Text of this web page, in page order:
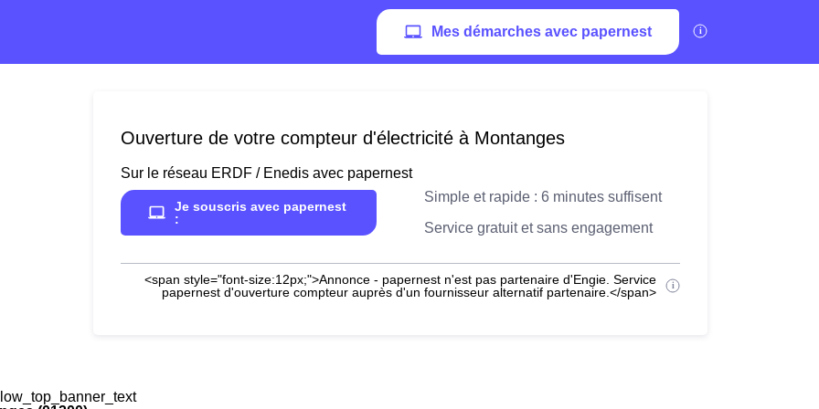
Mes démarches avec papernest
Ouverture de votre compteur d'électricité à Montanges
Sur le réseau ERDF / Enedis avec papernest
Je souscris avec papernest
:
Simple et rapide : 6 minutes suffisent
Service gratuit et sans engagement
<span style="font-size:12px;">Annonce - papernest n'est pas partenaire d'Engie. Service
papernest d'ouverture compteur auprès d'un fournisseur alternatif partenaire.</span>